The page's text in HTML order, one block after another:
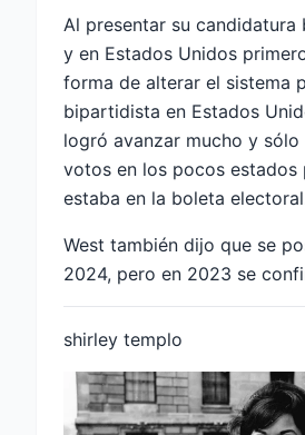
Al presentar su candidatura
y en Estados Unidos
forma de alterar el sistema
bipartidista en Estados
logró avanzar mucho y
votos en los pocos estados
estaba en la boleta
West también dijo que se
2024, pero en 2023 se
shirley templo